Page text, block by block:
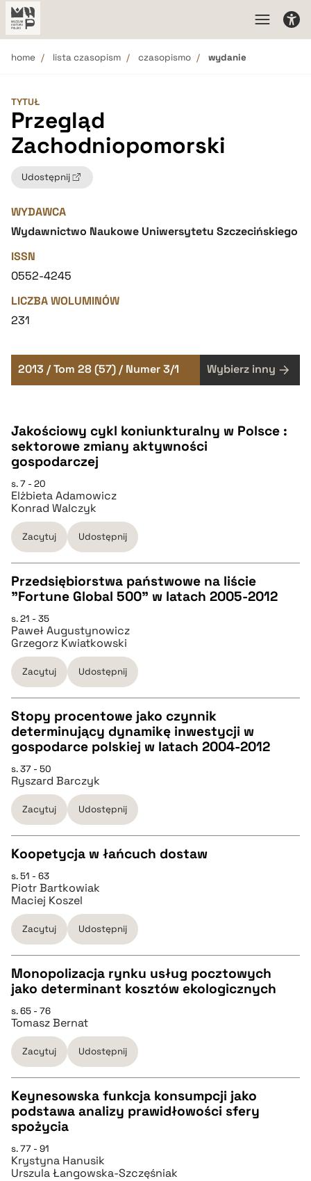
home lista czasopism czasopismo wydanie
TYTUŁ
Przegląd
Zachodniopomorski
Udostępnij
WYDAWCA
Wydawnictwo Naukowe Uniwersytetu Szczecińskiego
ISSN
0552-4245
LICZBA WOLUMINÓW
231
2013 / Tom 28 (57) / Numer 3/1 Wybierz inny
Jakościowy cykl koniunkturalny w Polsce :
sektorowe zmiany aktywności
gospodarczej
s. 7 - 20
Elżbieta Adamowicz
Konrad Walczyk
Zacytuj Udostępnij
pobierz cytat
BIBTEX
pobierz cytat
Przedsiębiorstwa państwowe na liście
"Fortune Global 500" w latach 2005-2012
s. 21 - 35
Paweł Augustynowicz
Grzegorz Kwiatkowski
Zacytuj Udostępnij
CZYSTY TEKST
pobierz cytat
BIBTEX
pobierz cytat
Stopy procentowe jako czynnik
determinujący dynamikę inwestycji w
gospodarce polskiej w latach 2004-2012
s. 37 - 50
Ryszard Barczyk
Zacytuj Udostępnij
CZYSTY TEKST
pobierz cytat
Koopetycja w łańcuch dostaw
s. 51 - 63
Piotr Bartkowiak
Maciej Koszel
Zacytuj Udostępnij
pobierz cytat
BIBTEX
pobierz cytat
Monopolizacja rynku usług pocztowych
jako determinant kosztów ekologicznych
s. 65 - 76
Tomasz Bernat
Zacytuj Udostępnij
CZYSTY TEKST
pobierz cytat
Keynesowska funkcja konsumpcji jako
podstawa analizy prawidłowości sfery
spożycia
s. 77 - 91
Krystyna Hanusik
Urszula Łangowska-Szczęśniak